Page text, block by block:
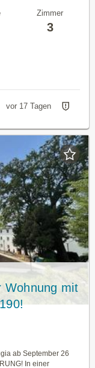
Zimmer
3
vor 17 Tagen
Wohnung mit
ab September 26
In einer